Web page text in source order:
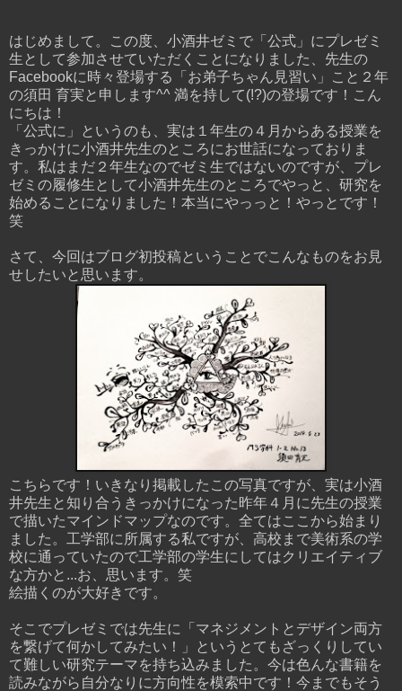
はじめまして。この度、小酒井ゼミで「公式」にプレゼミ
生として参加させていただくことになりました、先生の
Facebookに時々登場する「お弟子ちゃん見習い」こと２年
の須田 育実と申します^^ 満を持して(!?)の登場です！こん
にちは！
「公式に」というのも、実は１年生の４月からある授業を
きっかけに小酒井先生のところにお世話になっておりま
す。私はまだ２年生なのでゼミ生ではないのですが、プレ
ゼミの履修生として小酒井先生のところでやっと、研究を
始めることになりました！本当にやっっと！やっとです！
笑
さて、今回はブログ初投稿ということでこんなものをお見
せしたいと思います。
こちらです！いきなり掲載したこの写真ですが、実は小酒
井先生と知り合うきっかけになった昨年４月に先生の授業
で描いたマインドマップなのです。全てはここから始まり
ました。工学部に所属する私ですが、高校まで美術系の学
校に通っていたので工学部の学生にしてはクリエイティブ
な方かと...お、思います。笑
絵描くのが大好きです。
そこでプレゼミでは先生に「マネジメントとデザイン両方
を繋げて何かしてみたい！」というとてもざっくりしてい
て難しい研究テーマを持ち込みました。今は色んな書籍を
読みながら自分なりに方向性を模索中です！今までもそう